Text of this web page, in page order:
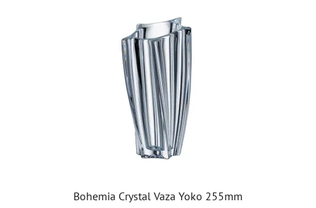
Bohemia Crystal Vaza Yoko 255mm